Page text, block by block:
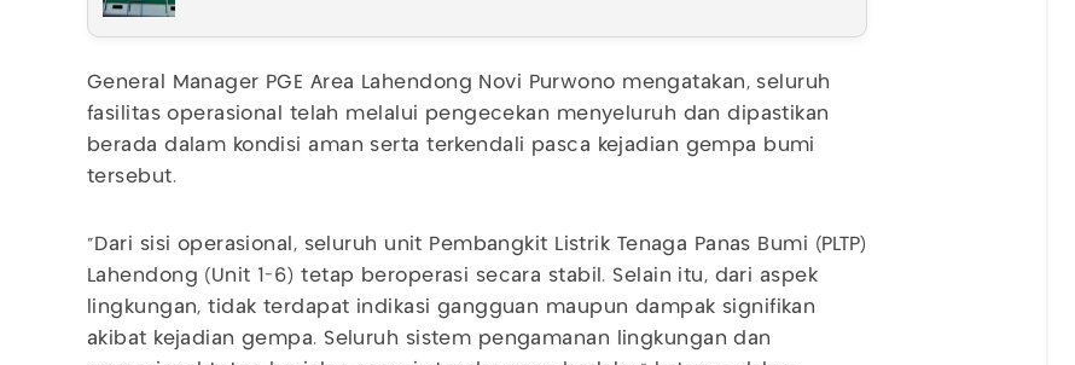
General Manager PGE Area Lahendong Novi Purwono mengatakan, seluruh
fasilitas operasional telah melalui pengecekan menyeluruh dan dipastikan
berada dalam kondisi aman serta terkendali pasca kejadian gempa bumi
tersebut.
“Dari sisi operasional, seluruh unit Pembangkit Listrik Tenaga Panas Bumi (PLTP)
Lahendong (Unit 1-6) tetap beroperasi secara stabil. Selain itu, dari aspek
lingkungan, tidak terdapat indikasi gangguan maupun dampak signifikan
akibat kejadian gempa. Seluruh sistem pengamanan lingkungan dan